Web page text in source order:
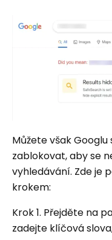
Můžete však
zablokovat, aby se
vyhledávání. Zde je
krokem:
Krok 1. Přejděte na
zadejte klíčová